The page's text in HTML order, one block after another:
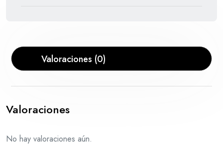
Valoraciones (0)
Valoraciones
No hay valoraciones aún.